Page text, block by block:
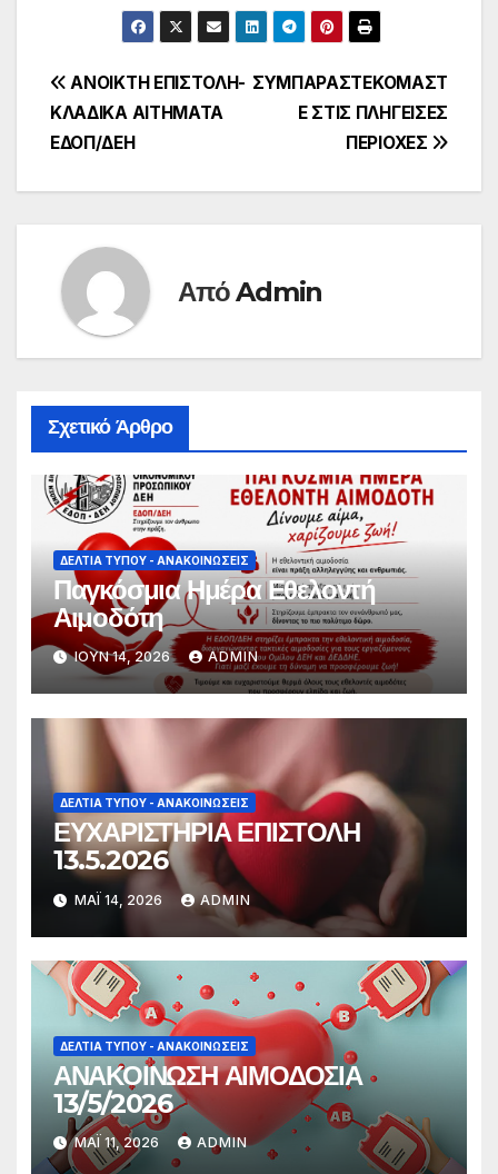
Πλοήγηση
άρθρων
ΣΥΜΠΑΡΑΣΤΕΚΟΜΑΣΤ
Ε ΣΤΙΣ ΠΛΗΓΕΙΣΕΣ
ΠΕΡΙΟΧΕΣ
ΑΝΟΙΚΤΗ ΕΠΙΣΤΟΛΗ-
ΚΛΑΔΙΚΑ ΑΙΤΗΜΑΤΑ
ΕΔΟΠ/ΔΕΗ
ΑπόAdmin
Σχετικό Άρθρο
ΔΕΛΤΊΑ ΤΎΠΟΥ - ΑΝΑΚΟΙΝΏΣΕΙΣ
Παγκόσμια Ημέρα Εθελοντή
Αιμοδότη
ΙΟΎΝ 14, 2026 ADMIN
ΔΕΛΤΊΑ ΤΎΠΟΥ - ΑΝΑΚΟΙΝΏΣΕΙΣ
ΕΥΧΑΡΙΣΤΗΡΙΑ ΕΠΙΣΤΟΛΗ
13.5.2026
ΜΆΙ 14, 2026 ADMIN
ΔΕΛΤΊΑ ΤΎΠΟΥ - ΑΝΑΚΟΙΝΏΣΕΙΣ
ΑΝΑΚΟΙΝΩΣΗ ΑΙΜΟΔΟΣΙΑ
13/5/2026
ΜΆΙ 11, 2026 ADMIN